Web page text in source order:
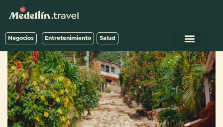
Negocios Entretenimiento Salud